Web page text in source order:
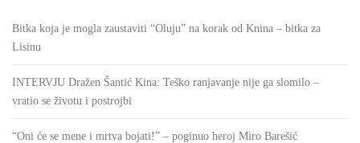
Bitka koja je mogla zaustaviti “Oluju” na korak od Knina – bitka za
Lisinu
INTERVJU Dražen Šantić Kina: Teško ranjavanje nije ga slomilo –
vratio se životu i postrojbi
“Oni će se mene i mrtva bojati!” – poginuo heroj Miro Barešić